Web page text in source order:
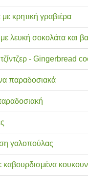
κρητική γραβιέρα
λευκή σοκολάτα και
- Gingerbread
παραδοσιακά
γαλοπούλας
καβουρδισμένα